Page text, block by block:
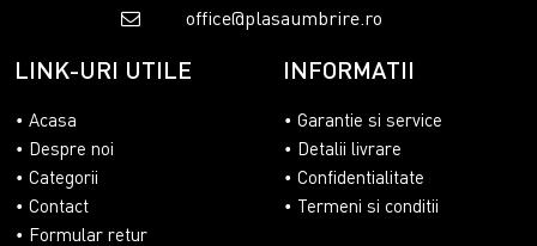
office@plasaumbrire.ro
LINK-URI UTILE
Acasa
Despre noi
Categorii
Contact
Formular retur
INFORMATII
Garantie si service
Detalii livrare
Confidentialitate
Termeni si conditii